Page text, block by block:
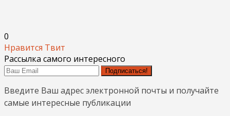
0
Нравится Твит
Рассылка самого интересного
Подписаться!
Введите Ваш адрес электронной почты и получайте
самые интересные публикации